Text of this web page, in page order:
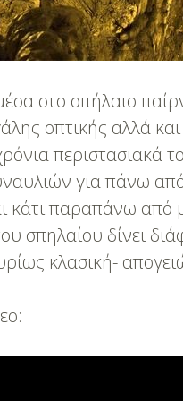
στο σπήλαιο
οπτικής αλλά
περιστασιακά
για πάνω
κάτι παραπάνω
σπηλαίου δίνει
κλασική-
Ταξίδι Πρωτότυπες
Μανικιούρ!